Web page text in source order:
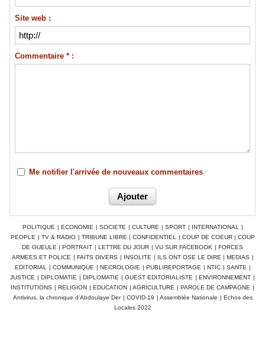
Site web :
Commentaire * :
Me notifier l'arrivée de nouveaux commentaires
POLITIQUE | ECONOMIE | SOCIETE | CULTURE | SPORT | INTERNATIONAL |
PEOPLE | TV & RADIO | TRIBUNE LIBRE | CONFIDENTIEL | COUP DE COEUR | COUP
DE GUEULE | PORTRAIT | LETTRE DU JOUR | VU SUR FACEBOOK | FORCES
ARMEES ET POLICE | FAITS DIVERS | INSOLITE | ILS ONT OSE LE DIRE | MEDIAS |
EDITORIAL | COMMUNIQUE | NECROLOGIE | PUBLIREPORTAGE | NTIC | SANTE |
JUSTICE | DIPLOMATIE | DIPLOMATIE | GUEST EDITORIALISTE | ENVIRONNEMENT |
INSTITUTIONS | RELIGION | EDUCATION | AGRICULTURE | PAROLE DE CAMPAGNE |
Antivirus, la chronique d'Abdoulaye Der | COVID-19 | Assemblée Nationale | Echos des
Locales 2022